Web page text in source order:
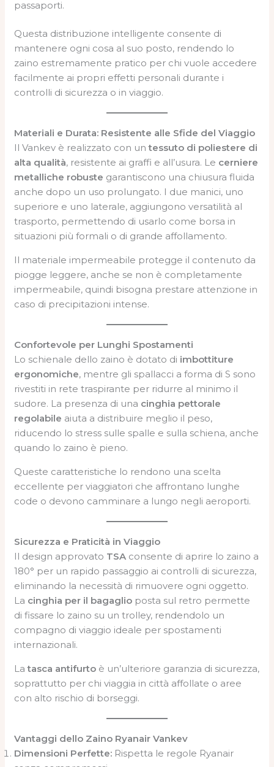
passaporti.
Questa distribuzione intelligente consente di
mantenere ogni cosa al suo posto, rendendo lo
zaino estremamente pratico per chi vuole accedere
facilmente ai propri effetti personali durante i
controlli di sicurezza o in viaggio.
Materiali e Durata: Resistente alle Sfide del Viaggio
Il Vankev è realizzato con untessuto di poliestere di
alta qualità, resistente ai graffi e all’usura. Le cerniere
metalliche robuste garantiscono una chiusura fluida
anche dopo un uso prolungato. I due manici, uno
superiore e uno laterale, aggiungono versatilità al
trasporto, permettendo di usarlo come borsa in
situazioni più formali o di grande affollamento.
Il materiale impermeabile protegge il contenuto da
piogge leggere, anche se non è completamente
impermeabile, quindi bisogna prestare attenzione in
caso di precipitazioni intense.
Confortevole per Lunghi Spostamenti
Lo schienale dello zaino è dotato di imbottiture
ergonomiche, mentre gli spallacci a forma di S sono
rivestiti in rete traspirante per ridurre al minimo il
sudore. La presenza di una cinghia pettorale
regolabile aiuta a distribuire meglio il peso,
riducendo lo stress sulle spalle e sulla schiena, anche
quando lo zaino è pieno.
Queste caratteristiche lo rendono una scelta
eccellente per viaggiatori che affrontano lunghe
code o devono camminare a lungo negli aeroporti.
Sicurezza e Praticità in Viaggio
Il design approvato TSA consente di aprire lo zaino a
180° per un rapido passaggio ai controlli di sicurezza,
eliminando la necessità di rimuovere ogni oggetto.
La cinghia per il bagaglio posta sul retro permette
di fissare lo zaino su un trolley, rendendolo un
compagno di viaggio ideale per spostamenti
internazionali.
Latasca antifurto è un’ulteriore garanzia di sicurezza,
soprattutto per chi viaggia in città affollate o aree
con alto rischio di borseggi.
Vantaggi dello Zaino Ryanair Vankev
Dimensioni Perfette: Rispetta le regole Ryanair